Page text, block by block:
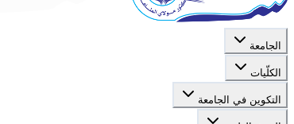
الجامعة
الكلّيات
التكوين في الجامعة